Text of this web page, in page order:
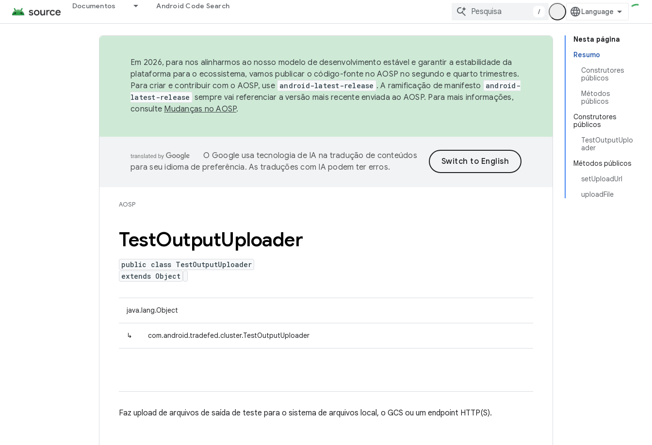
Documentos Android Code Search
/
Nesta página
Resumo
Construtores
públicos
Métodos
públicos
Construtores
públicos
TestOutputUplo
ader
Métodos públicos
setUploadUrl
uploadFile
Em 2026, para nos alinharmos ao nosso modelo de desenvolvimento estável e garantir a estabilidade da
plataforma para o ecossistema, vamos publicar o código-fonte no AOSP no segundo e quarto trimestres.
Para criar e contribuir com o AOSP, use android-latest-release . A ramificação de manifesto
android-
latest-release sempre vai referenciar a versão mais recente enviada ao AOSP. Para mais informações,
consulte Mudanças no AOSP.
O Google usa tecnologia de IA na tradução de conteúdos
para seu idioma de preferência. As traduções com IA podem ter erros.
AOSP
TestOutputUploader
public class TestOutputUploader
extends Object
java.lang.Object
↳ com.android.tradefed.cluster.TestOutputUploader
Faz upload de arquivos de saída de teste para o sistema de arquivos local, o GCS ou um endpoint HTTP(S).